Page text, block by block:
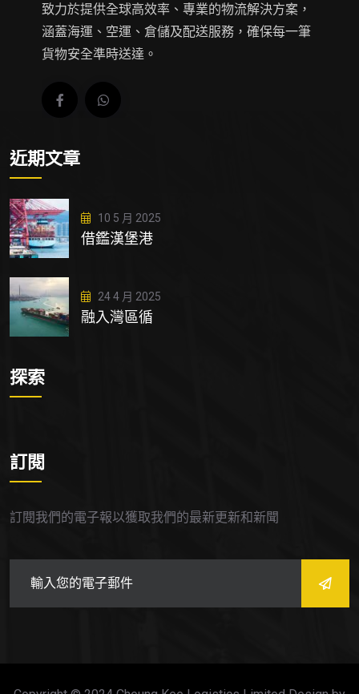
致力於提供全球高效率、專業的物流解決方案，
涵蓋海運、空運、倉儲及配送服務，確保每一筆
貨物安全準時送達。
近期文章
10 5 月 2025
借鑑漢堡港
24 4 月 2025
融入灣區循
探索
訂閱
訂閱我們的電子報以獲取我們的最新更新和新聞